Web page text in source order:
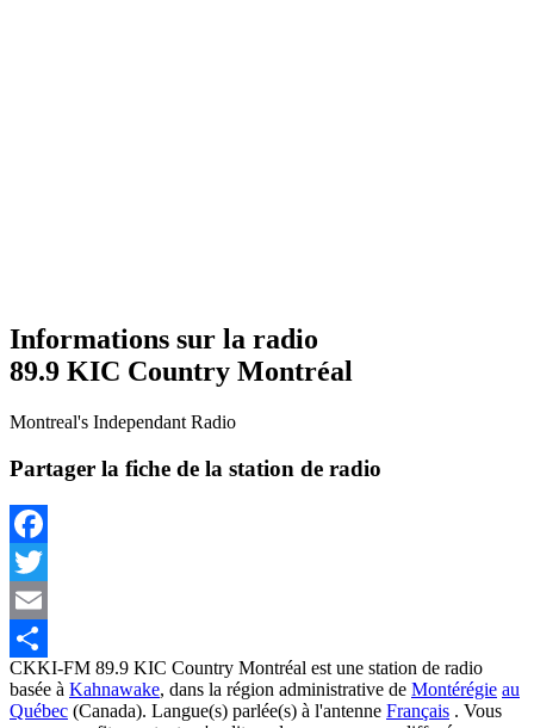
Informations sur la radio
89.9 KIC Country Montréal
Montreal's Independant Radio
Partager la fiche de la station de radio
Facebook
Twitter
Email
Share
CKKI-FM 89.9 KIC Country Montréal est une station de radio
basée à Kahnawake, dans la région administrative de Montérégie au
Québec (Canada). Langue(s) parlée(s) à l'antenne Français . Vous